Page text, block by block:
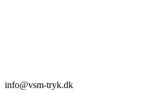
info@vsm-tryk.dk